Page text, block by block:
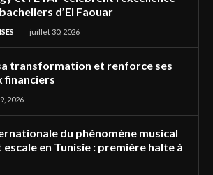
d’El Faouar
juillet 30, 2026
transformation et renforce ses
financiers
2026
du phénomène musical
en Tunisie : première halte à